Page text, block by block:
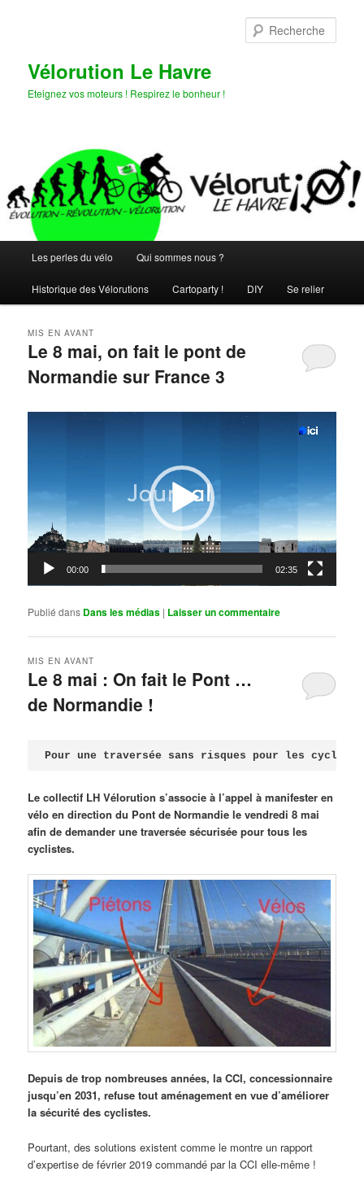
Vélorution Le Havre
Eteignez vos moteurs ! Respirez le bonheur !
principal
Les perles du vélo Qui sommes nous ?
Historique des Vélorutions Cartoparty ! DIY Se relier
Le 8 mai, on fait le pont de
Normandie sur France 3
MIS EN AVANT
00:00 02:35
Publié dans Dans les médias | Laisser un commentaire
Le 8 mai : On fait le Pont …
de Normandie !
MIS EN AVANT
Pour une traversée sans risques pour les
Le collectif LH Vélorution s’associe à l’appel à manifester en
vélo en direction du Pont de Normandie le vendredi 8 mai
afin de demander une traversée sécurisée pour tous les
cyclistes.
Depuis de trop nombreuses années, la CCI, concessionnaire
jusqu’en 2031, refuse tout aménagement en vue d’améliorer
la sécurité des cyclistes.
Pourtant, des solutions existent comme le montre un rapport
d’expertise de février 2019 commandé par la CCI elle-même !